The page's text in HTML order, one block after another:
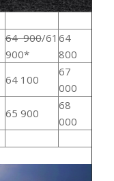
64 900/61
900*
64
800
64 100
67
000
65 900
68
000